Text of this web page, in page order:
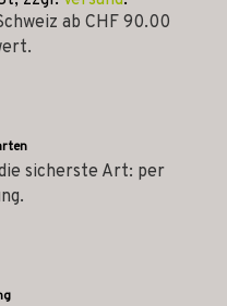
ab CHF 90.00
sicherste Art: per